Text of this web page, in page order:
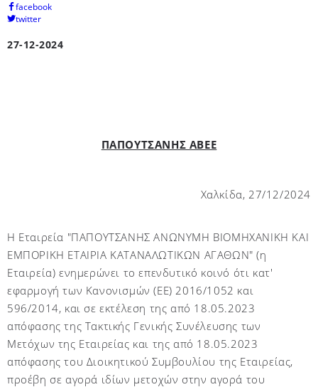
facebook
twitter
27-12-2024
ΠΑΠΟΥΤΣΑΝΗΣ ΑΒΕΕ
Χαλκίδα, 27/12/2024
Η Εταιρεία "ΠΑΠΟΥΤΣΑΝΗΣ ΑΝΩΝΥΜΗ ΒΙΟΜΗΧΑΝΙΚΗ ΚΑΙ
ΕΜΠΟΡΙΚΗ ΕΤΑΙΡΙΑ ΚΑΤΑΝΑΛΩΤΙΚΩΝ ΑΓΑΘΩΝ" (η
Εταιρεία) ενημερώνει το επενδυτικό κοινό ότι κατ'
εφαρμογή των Κανονισμών (ΕΕ) 2016/1052 και
596/2014, και σε εκτέλεση της από 18.05.2023
απόφασης της Τακτικής Γενικής Συνέλευσης των
Μετόχων της Εταιρείας και της από 18.05.2023
απόφασης του Διοικητικού Συμβουλίου της Εταιρείας,
προέβη σε αγορά ιδίων μετοχών στην αγορά του